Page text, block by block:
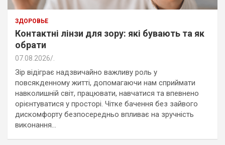
ЗДОРОВЬЕ
Контактні лінзи для зору: які бувають та як
обрати
07.08.2026
Зір відіграє надзвичайно важливу роль у
повсякденному житті, допомагаючи нам сприймати
навколишній світ, працювати, навчатися та впевнено
орієнтуватися у просторі. Чітке бачення без зайвого
дискомфорту безпосередньо впливає на зручність
виконання…